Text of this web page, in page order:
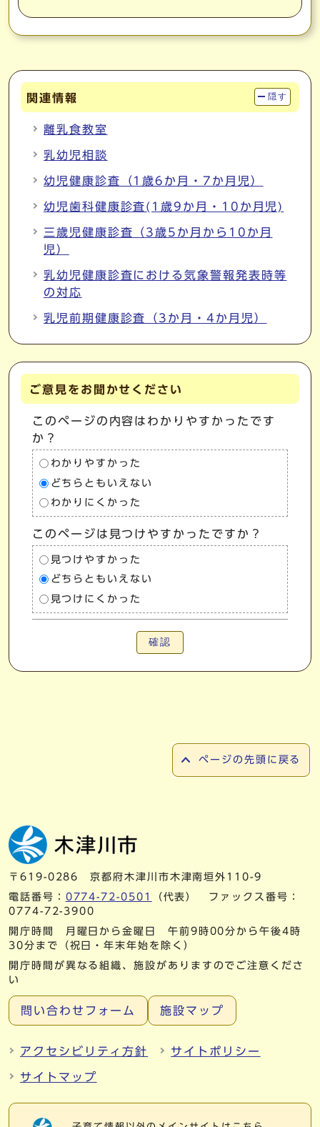
関連情報 隠す
離乳食教室
乳幼児相談
幼児健康診査（1歳6か月・7か月児）
幼児歯科健康診査(1歳9か月・10か月児)
三歳児健康診査（3歳5か月から10か月
児）
乳幼児健康診査における気象警報発表時等
の対応
乳児前期健康診査（3か月・4か月児）
ご意見をお聞かせください
このページの内容はわかりやすかったです
か？
わかりやすかった
どちらともいえない
わかりにくかった
このページは見つけやすかったですか？
見つけやすかった
どちらともいえない
見つけにくかった
確認
ページの先頭に戻る
〒619-0286 京都府木津川市木津南垣外110-9
電話番号： 0774-72-0501
（代表） ファックス番号：
0774-72-3900
開庁時間 月曜日から金曜日 午前9時00分から午後4時
30分まで（祝日・年末年始を除く）
開庁時間が異なる組織、施設がありますのでご注意くださ
い
問い合わせフォーム 施設マップ
アクセシビリティ方針 サイトポリシー
サイトマップ